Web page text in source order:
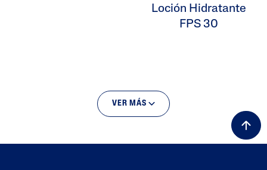
Loción Hidratante
FPS 30
VER MÁS